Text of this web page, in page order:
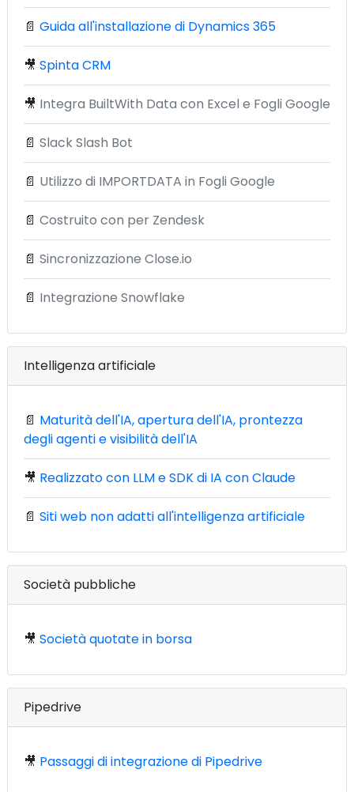
📄 Guida all'installazione di Dynamics 365
🎥 Spinta CRM
🎥 Integra BuiltWith Data con Excel e Fogli Google
📄 Slack Slash Bot
📄 Utilizzo di IMPORTDATA in Fogli Google
📄 Costruito con per Zendesk
📄 Sincronizzazione Close.io
📄 Integrazione Snowflake
Intelligenza artificiale
📄 Maturità dell'IA, apertura dell'IA, prontezza
degli agenti e visibilità dell'IA
🎥 Realizzato con LLM e SDK di IA con Claude
📄 Siti web non adatti all'intelligenza artificiale
Società pubbliche
🎥 Società quotate in borsa
Pipedrive
🎥 Passaggi di integrazione di Pipedrive